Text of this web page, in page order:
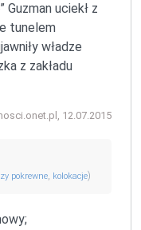
Guzman uciekł z
tunelem
władze
z zakładu
12.07.2015
pokrewne, kolokacje)